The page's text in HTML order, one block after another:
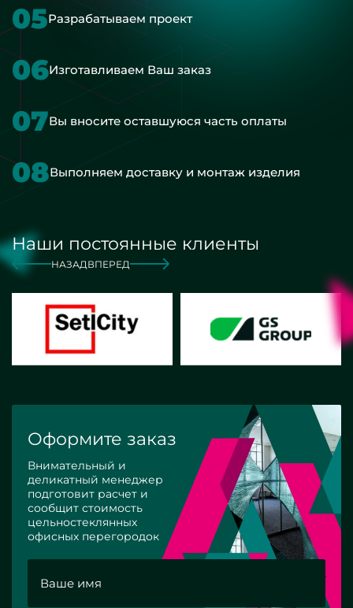
05Разрабатываем проект
06Изготавливаем Ваш заказ
07Вы вносите оставшуюся часть оплаты
08Выполняем доставку и монтаж изделия
Наши постоянные клиенты
НАЗАД ВПЕРЕД
Оформите заказ
Внимательный и
деликатный менеджер
подготовит расчет и
сообщит стоимость
цельностеклянных
офисных перегородок